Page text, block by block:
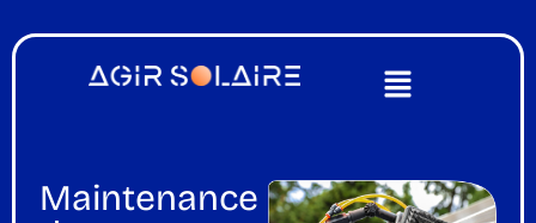
Maintenance